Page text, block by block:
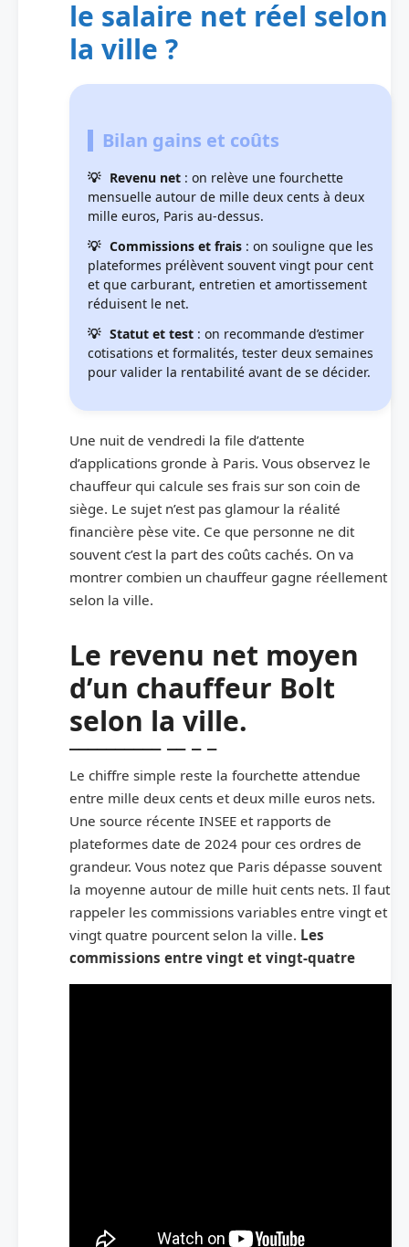
le salaire net réel selon
la ville ?
Bilan gains et coûts
Revenu net : on relève une fourchette
mensuelle autour de mille deux cents à deux
mille euros, Paris au-dessus.
Commissions et frais : on souligne que les
plateformes prélèvent souvent vingt pour cent
et que carburant, entretien et amortissement
réduisent le net.
Statut et test : on recommande d’estimer
cotisations et formalités, tester deux semaines
pour valider la rentabilité avant de se décider.
Une nuit de vendredi la file d’attente
d’applications gronde à Paris. Vous observez le
chauffeur qui calcule ses frais sur son coin de
siège. Le sujet n’est pas glamour la réalité
financière pèse vite. Ce que personne ne dit
souvent c’est la part des coûts cachés. On va
montrer combien un chauffeur gagne réellement
selon la ville.
Le revenu net moyen
d’un chauffeur Bolt
selon la ville.
Le chiffre simple reste la fourchette attendue
entre mille deux cents et deux mille euros nets.
Une source récente INSEE et rapports de
plateformes date de 2024 pour ces ordres de
grandeur. Vous notez que Paris dépasse souvent
la moyenne autour de mille huit cents nets. Il faut
rappeler les commissions variables entre vingt et
vingt quatre pourcent selon la ville. Les
commissions entre vingt et vingt-quatre